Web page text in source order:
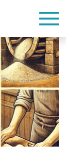
pogumnih